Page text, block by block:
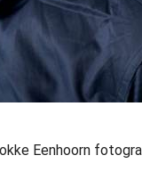
Eenhoorn